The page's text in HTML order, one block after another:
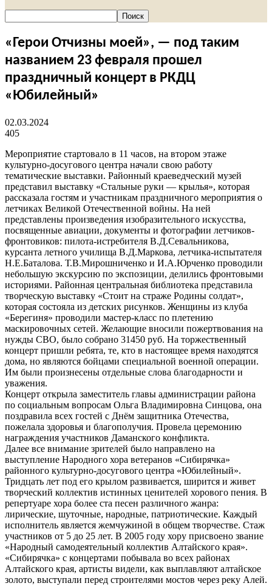
«Герои Отчизны моей», — под таким
названием 23 февраля прошел
праздничный концерт в РКДЦ
«Юбилейный»
02.03.2024
405
Мероприятие стартовало в 11 часов, на втором этаже
культурно-досугового центра начали свою работу
тематические выставки. Районный краеведческий музей
представил выставку «Стальные руки — крылья», которая
рассказала гостям и участникам праздничного мероприятия о
летчиках Великой Отечественной войны. На ней
представлены произведения изобразительного искусства,
посвященные авиации, документы и фотографии летчиков-
фронтовиков: пилота-истребителя В.Д.Севальникова,
курсанта летного училища В.Д.Маркова, летчика-испытателя
Н.Е.Баталова. Т.В.Мирошниченко и И.А.Юрченко проводили
небольшую экскурсию по экспозиции, делились фронтовыми
историями. Районная центральная библиотека представила
творческую выставку «Стоит на страже Родины солдат»,
которая состояла из детских рисунков. Женщины из клуба
«Берегиня» проводили мастер-класс по плетению
маскировочных сетей. Желающие вносили пожертвования на
нужды СВО, было собрано 31450 руб. На торжественный
концерт пришли ребята, те, кто в настоящее время находятся
дома, но являются бойцами специальной военной операции.
Им были произнесены отдельные слова благодарности и
уважения.
Концерт открыла заместитель главы администрации района
по социальным вопросам Ольга Владимировна Синцова, она
поздравила всех гостей с Днём защитника Отечества,
пожелала здоровья и благополучия. Провела церемонию
награждения участников Даманского конфликта.
Далее все внимание зрителей было направлено на
выступление Народного хора ветеранов «Сибирячка»
районного культурно-досугового центра «Юбилейный».
Тридцать лет под его крылом развивается, ширится и живет
творческий коллектив истинных ценителей хорового пения. В
репертуаре хора более ста песен различного жанра:
лирические, шуточные, народные, патриотические. Каждый
исполнитель является жемчужиной в общем творчестве. Стаж
участников от 5 до 25 лет. В 2005 году хору присвоено звание
«Народный самодеятельный коллектив Алтайского края».
«Сибирячка» с концертами побывала во всех районах
Алтайского края, артисты видели, как выплавляют алтайское
золото, выступали перед строителями мостов через реку Алей.